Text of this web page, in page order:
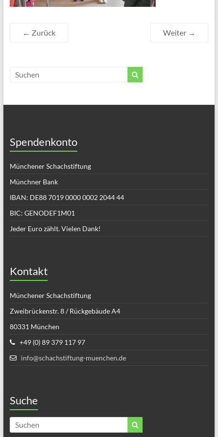
← Zurück Weiter →
Spendenkonto
Münchener Schachstiftung
Münchner Bank
IBAN: DE88 7019 0000 0002 2044 44
BIC: GENODEF1M01
Jeder Euro zählt. Vielen Dank!
Kontakt
Münchener Schachstiftung
Zweibrückenstr. 8 / Rückgebäude A4
80331 München
+49 (0) 89 379 117 97
info@schachstiftung-muenchen.de
Suche